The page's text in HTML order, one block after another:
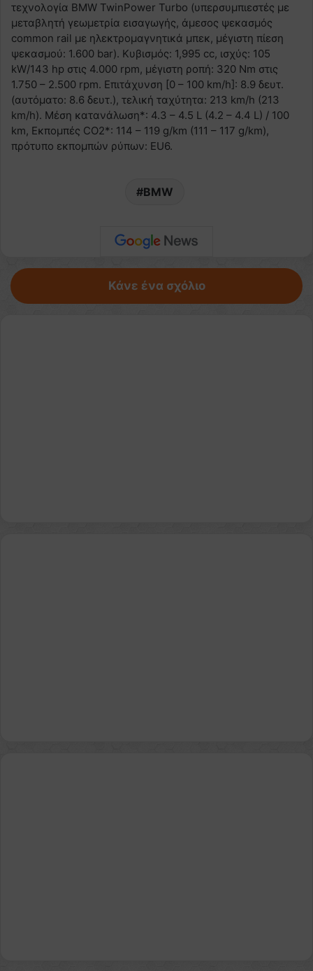
τεχνολογία BMW TwinPower Turbo (υπερσυμπιεστές με
μεταβλητή γεωμετρία εισαγωγής, άμεσος ψεκασμός
common rail με ηλεκτρομαγνητικά μπεκ, μέγιστη πίεση
ψεκασμού: 1.600 bar). Κυβισμός: 1,995 cc, ισχύς: 105
kW/143 hp στις 4.000 rpm, μέγιστη ροπή: 320 Nm στις
1.750 – 2.500 rpm. Επιτάχυνση [0 – 100 km/h]: 8.9 δευτ.
(αυτόματο: 8.6 δευτ.), τελική ταχύτητα: 213 km/h (213
km/h). Μέση κατανάλωση*: 4.3 – 4.5 L (4.2 – 4.4 L) / 100
km, Εκπομπές CO2*: 114 – 119 g/km (111 – 117 g/km),
πρότυπο εκπομπών ρύπων: EU6.
BMW
Κάνε ένα σχόλιο